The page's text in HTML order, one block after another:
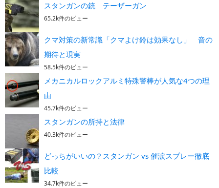
スタンガンの銃 テーザーガン
65.2k件のビュー
クマ対策の新常識「クマよけ鈴は効果なし」 音の
期待と現実
58.5k件のビュー
メカニカルロックアルミ特殊警棒が人気な4つの理
由
45.7k件のビュー
スタンガンの所持と法律
40.3k件のビュー
どっちがいいの？スタンガン vs 催涙スプレー徹底
比較
34.7k件のビュー